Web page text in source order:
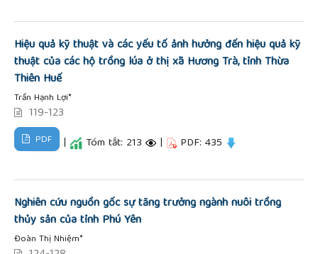
Hiệu quả kỹ thuật và các yếu tố ảnh hưởng đến hiệu quả kỹ
thuật của các hộ trồng lúa ở thị xã Hương Trà, tỉnh Thừa
Thiên Huế
Trần Hạnh Lợi*
119-123
PDF | Tóm tắt: 213 | PDF: 435
Nghiên cứu nguồn gốc sự tăng trưởng ngành nuôi trồng
thủy sản của tỉnh Phú Yên
Đoàn Thị Nhiệm*